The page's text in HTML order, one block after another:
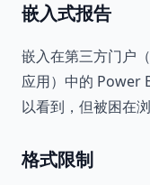
嵌入式报告
嵌入在第三方门户
应用）中的 Power
以看到，但被困在
格式限制